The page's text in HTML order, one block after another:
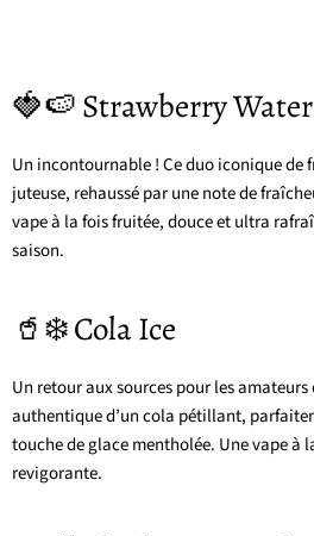
🍓🍉 Strawberry
Un incontournable ! Ce duo iconique de
juteuse, rehaussé par une note de
vape à la fois fruitée, douce et ultra
saison.
🥤❄️ Cola Ice
Un retour aux sources pour les amateurs
authentique d’un cola pétillant,
touche de glace mentholée. Une vape à
revigorante.